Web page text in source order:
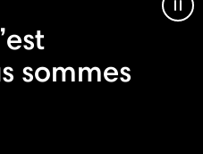
sommes